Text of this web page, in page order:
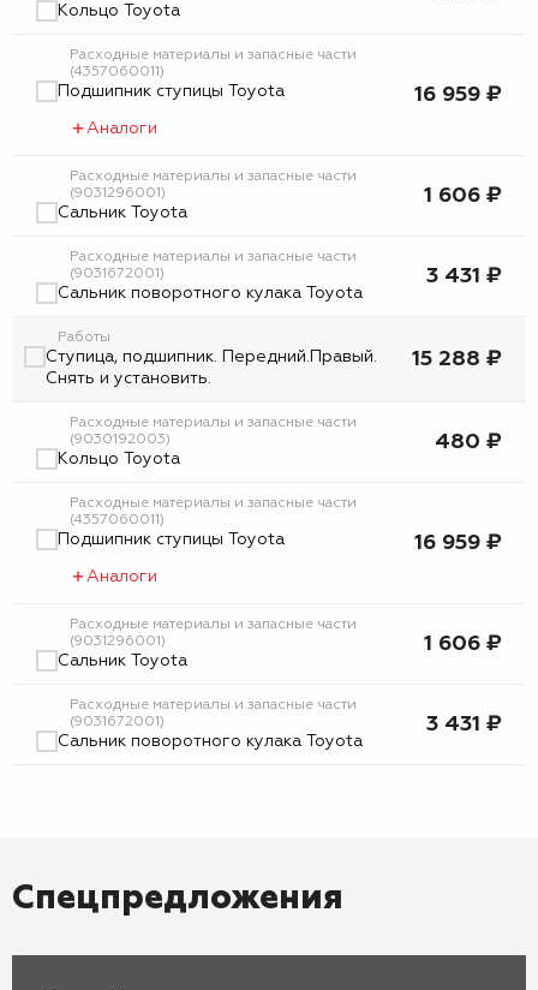
Кольцо Toyota
Расходные материалы и запасные части
(4357060011)
Подшипник ступицы Toyota
Аналоги
16 959 ₽
Расходные материалы и запасные части
(9031296001)
Сальник Toyota
1 606 ₽
Расходные материалы и запасные части
(9031672001)
Сальник поворотного кулака Toyota
3 431 ₽
Работы
Ступица, подшипник. Передний.Правый.
Снять и установить.
15 288 ₽
Расходные материалы и запасные части
(9030192003)
Кольцо Toyota
480 ₽
Расходные материалы и запасные части
(4357060011)
Подшипник ступицы Toyota
Аналоги
16 959 ₽
Расходные материалы и запасные части
(9031296001)
Сальник Toyota
1 606 ₽
Расходные материалы и запасные части
(9031672001)
Сальник поворотного кулака Toyota
3 431 ₽
Спецпредложения